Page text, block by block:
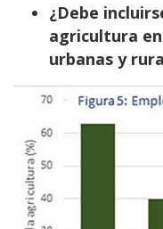
¿Debe
agricultura
urbanas y